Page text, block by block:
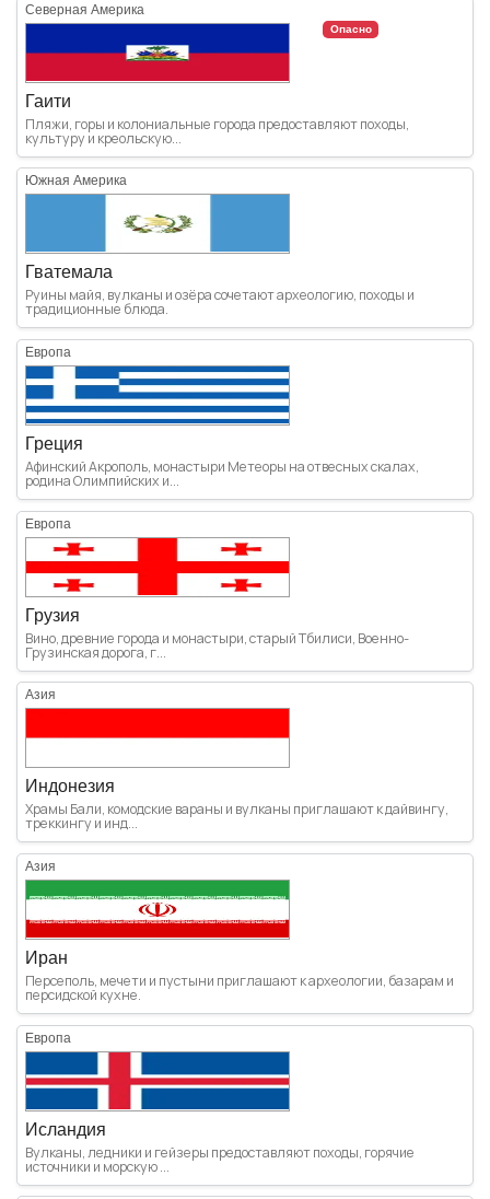
Северная Америка
Опасно
Гаити
Пляжи, горы и колониальные города предоставляют походы,
культуру и креольскую...
Южная Америка
Гватемала
Руины майя, вулканы и озёра сочетают археологию, походы и
традиционные блюда.
Европа
Греция
Афинский Акрополь, монастыри Метеоры на отвесных скалах,
родина Олимпийских и...
Европа
Грузия
Вино, древние города и монастыри, старый Тбилиси, Военно-
Грузинская дорога, г...
Азия
Индонезия
Храмы Бали, комодские вараны и вулканы приглашают к дайвингу,
треккингу и инд...
Азия
Иран
Персеполь, мечети и пустыни приглашают к археологии, базарам и
персидской кухне.
Европа
Исландия
Вулканы, ледники и гейзеры предоставляют походы, горячие
источники и морскую ...